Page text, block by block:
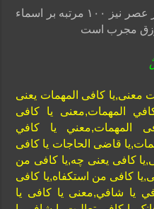
هر روز صبح ۱۰۰ مرتبه و هر روز عصر نیز ۱۰۰ مرتبه بر اسماء
رزق مجرب است
معنی,یا کافی المهمات یعنی
المهمات,معنی یا کافی
المهمات,معني يا كافي
قاضی الحاجات یا کافی
کافی یعنی چه,یا کافی من
کافی من استکفاه,یا کافی
يا شافي,معنی یا کافی یا